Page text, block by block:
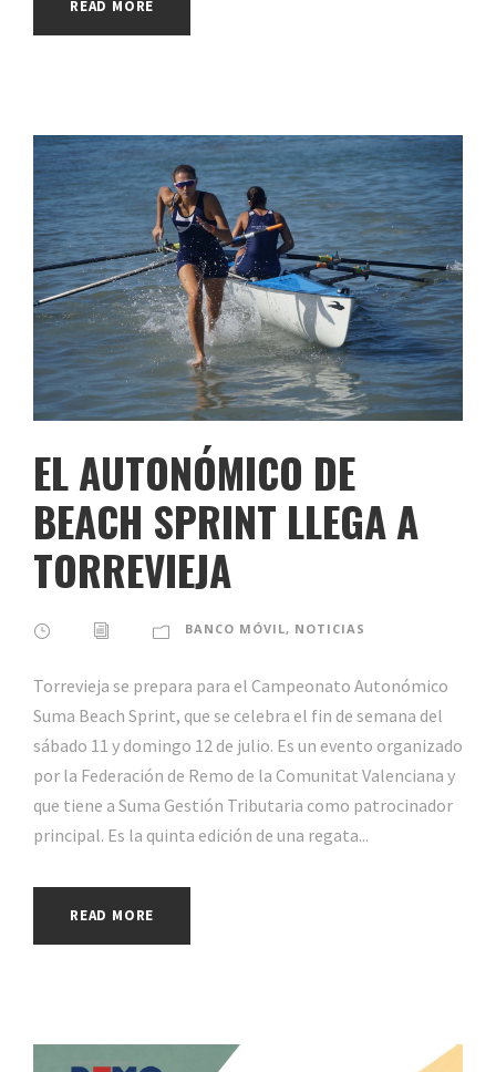
READ MORE
EL AUTONÓMICO DE
BEACH SPRINT LLEGA A
TORREVIEJA
BANCO MÓVIL, NOTICIAS
Torrevieja se prepara para el Campeonato Autonómico
Suma Beach Sprint, que se celebra el fin de semana del
sábado 11 y domingo 12 de julio. Es un evento organizado
por la Federación de Remo de la Comunitat Valenciana y
que tiene a Suma Gestión Tributaria como patrocinador
principal. Es la quinta edición de una regata...
READ MORE